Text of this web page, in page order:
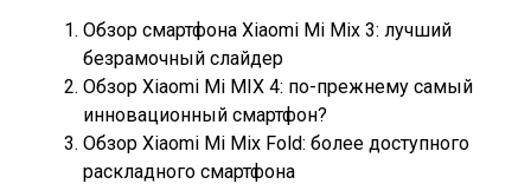
Обзор смартфона Xiaomi Mi Mix 3: лучший
безрамочный слайдер
Обзор Xiaomi Mi MIX 4: по-прежнему самый
инновационный смартфон?
Обзор Xiaomi Mi Mix Fold: более доступного
раскладного смартфона